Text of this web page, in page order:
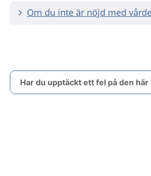
Om du inte är nöjd med
Har du upptäckt ett fel på den här